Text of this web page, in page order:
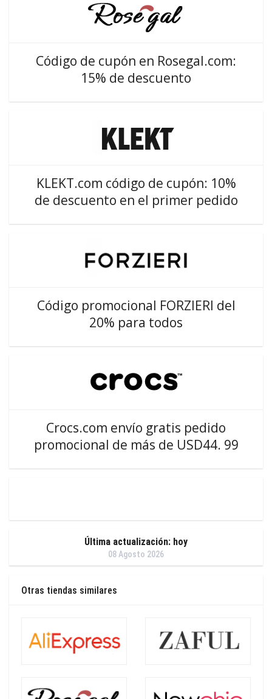
Código de cupón en Rosegal.com:
15% de descuento
KLEKT.com código de cupón: 10%
de descuento en el primer pedido
Código promocional FORZIERI del
20% para todos
Crocs.com envío gratis pedido
promocional de más de USD44. 99
Última actualización: hoy
08 Agosto 2026
Otras tiendas similares